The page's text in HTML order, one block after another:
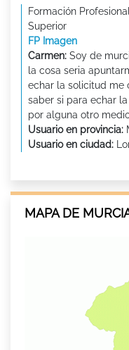
Formación
Superior
FP Imagen
Carmen: Soy de
la cosa seria
echar la solicitud me
saber si para echar
por alguna otro
Usuario en provincia:
Usuario en ciudad:
MAPA DE